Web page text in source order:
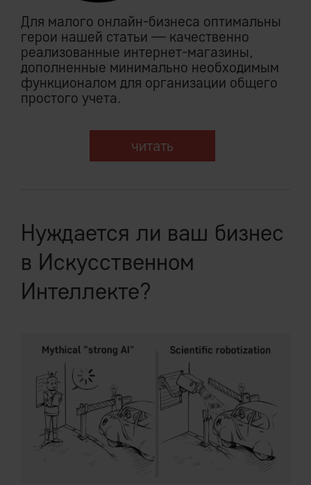
Для малого онлайн-бизнеса оптимальны
герои нашей статьи — качественно
реализованные интернет-магазины,
дополненные минимально необходимым
функционалом для организации общего
простого учета.
читать
Нуждается ли ваш бизнес
в Искусственном
Интеллекте?